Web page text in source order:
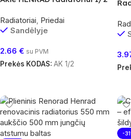
Radiatoriai, Priedai
Sandėlyje
2.66 € su PVM
Prekės KODAS: AK 1/2
-